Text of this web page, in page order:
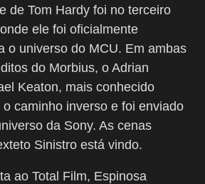
de Tom Hardy foi no terceiro
ele foi oficialmente
o universo do MCU. Em ambas
do Morbius, o Adrian
Keaton, mais conhecido
caminho inverso e foi enviado
da Sony. As cenas
Sinistro está vindo.
ao Total Film, Espinosa